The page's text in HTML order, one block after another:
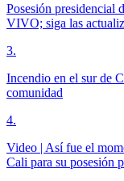
Posesión presidencial
VIVO; siga las
3.
Incendio en el sur de
comunidad
4.
Video | Así fue el
Cali para su posesión